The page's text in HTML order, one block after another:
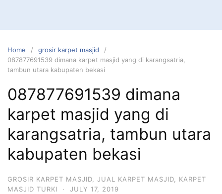
Home
grosir karpet masjid
087877691539 dimana karpet masjid yang di karangsatria,
tambun utara kabupaten bekasi
087877691539 dimana
karpet masjid yang di
karangsatria, tambun utara
kabupaten bekasi
GROSIR KARPET MASJID JUAL KARPET MASJID
KARPET
MASJID TURKI
· JULY 17, 2019